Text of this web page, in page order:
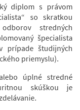
diplom s právom
so skratkou
stredných
špecialista
prípade študijných
priemyslu).
úplné stredné
skúškou je